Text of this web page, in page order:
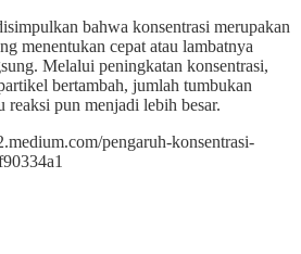
bahwa konsentrasi merupakan
menentukan cepat atau lambatnya
Melalui peningkatan konsentrasi,
bertambah, jumlah tumbukan
pun menjadi lebih besar.
pengaruh-konsentrasi-